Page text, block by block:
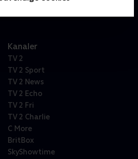
Kanaler
TV 2
TV 2 Sport
TV 2 News
TV 2 Echo
TV 2 Fri
TV 2 Charlie
C More
BritBox
SkyShowtime